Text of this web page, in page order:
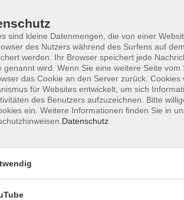
und Donnerstag:
26203
sind kleine Datenmengen, die von einer
des Nutzers während des Surfens auf
werden. Ihr Browser speichert jede
genannt wird. Wenn Sie eine weitere Seite
das Cookie an den Server zurück.
für Websites entwickelt, um sich
des Benutzers aufzuzeichnen. Bitte
ein. Weitere Informationen finden Sie in
Datenschutz